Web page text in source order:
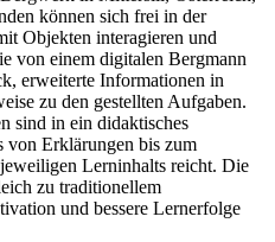
können sich frei in der
Objekten interagieren und
von einem digitalen Bergmann
erweiterte Informationen in
zu den gestellten Aufgaben.
sind in ein didaktisches
von Erklärungen bis zum
Lerninhalts reicht. Die
zu traditionellem
und bessere Lernerfolge